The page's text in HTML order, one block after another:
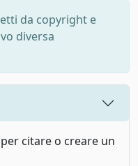
da copyright e
diversa
citare o creare un